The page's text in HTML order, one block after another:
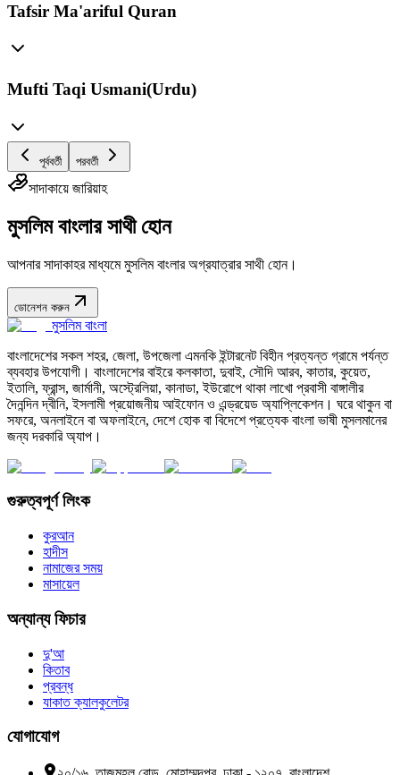
Tafsir Ma'ariful Quran
Mufti Taqi Usmani(Urdu)
পূর্ববর্তী পরবর্তী
সাদাকায়ে জারিয়াহ
মুসলিম বাংলার সাথী হোন
আপনার সাদাকাহর মাধ্যমে মুসলিম বাংলার অগ্রযাত্রার সাথী হোন।
ডোনেশন করুন
মুসলিম বাংলা
বাংলাদেশের সকল শহর, জেলা, উপজেলা এমনকি ইন্টারনেট বিহীন প্রত্যন্ত গ্রামে পর্যন্ত
ব্যবহার উপযোগী। বাংলাদেশের বাইরে কলকাতা, দুবাই, সৌদি আরব, কাতার, কুয়েত,
ইতালি, ফ্রান্স, জার্মানী, অস্ট্রেলিয়া, কানাডা, ইউরোপে থাকা লাখো প্রবাসী বাঙ্গালীর
দৈনন্দিন দ্বীনি, ইসলামী প্রয়োজনীয় আইফোন ও এন্ড্রয়েড অ্যাপ্লিকেশন। ঘরে থাকুন বা
সফরে, অনলাইনে বা অফলাইনে, দেশে হোক বা বিদেশে প্রত্যেক বাংলা ভাষী মুসলমানের
জন্য দরকারি অ্যাপ।
গুরুত্বপূর্ণ লিংক
কুরআন
হাদীস
নামাজের সময়
মাসায়েল
অন্যান্য ফিচার
দু'আ
কিতাব
প্রবন্ধ
যাকাত ক্যালকুলেটর
যোগাযোগ